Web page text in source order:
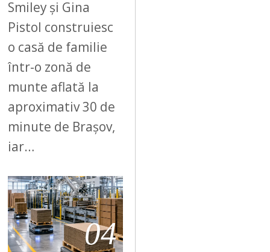
Smiley și Gina
Pistol construiesc
o casă de familie
într-o zonă de
munte aflată la
aproximativ 30 de
minute de Brașov,
iar…
04